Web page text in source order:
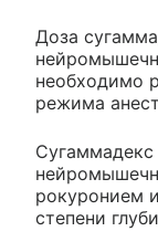
Доза
необходимо
режима
рокуронием
степени